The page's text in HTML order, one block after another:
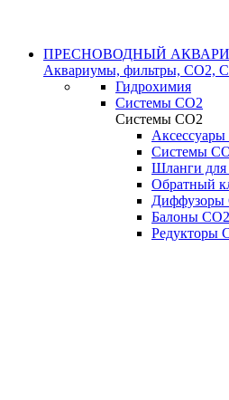
ПРЕСНОВОДНЫЙ
Аквариумы, фильтры, СО2,
Гидрохимия
Системы СО2
Системы СО2
Системы
Шланги для
Обратный
Диффузоры
Балоны CO2
Редукторы